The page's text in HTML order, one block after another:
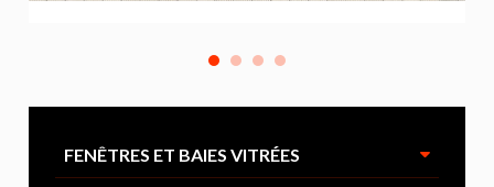
FENÊTRES ET BAIES VITRÉES